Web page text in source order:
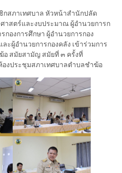
สภาเทศบาล หัวหน้าสำนักปลัด
าสตร์และงบประมาณ ผู้อำนวยการก
กองการศึกษา ผู้อำนวยการกอง
ผู้อำนวยการกองคลัง เข้าร่วมการ
สมัยสามัญ สมัยที่ ๓ ครั้งที่
ประชุมสภาเทศบาลตำบลชำฆ้อ